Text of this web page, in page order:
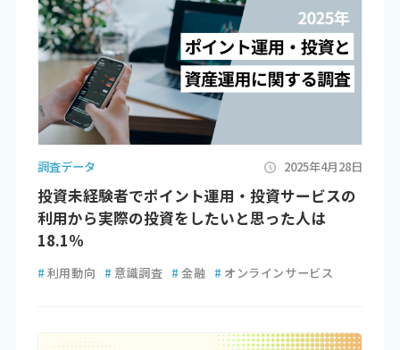
調査データ 2025年4月28日
投資未経験者でポイント運用・投資サービスの
利用から実際の投資をしたいと思った人は
18.1％
# 利用動向 # 意識調査 # 金融 # オンラインサービス